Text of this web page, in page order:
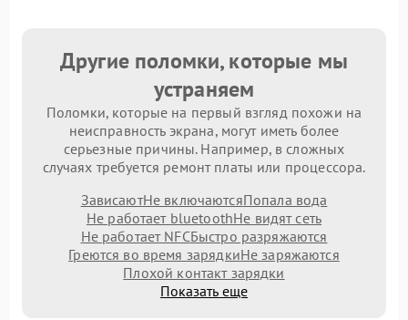
Другие поломки, которые мы
устраняем
Поломки, которые на первый взгляд похожи на
неисправность экрана, могут иметь более
серьезные причины. Например, в сложных
случаях требуется ремонт платы или процессора.
ЗависаютНе включаютсяПопала вода
Не работает bluetoothНе видят сеть
Не работает NFCБыстро разряжаются
Греются во время зарядкиНе заряжаются
Плохой контакт зарядки
Показать еще